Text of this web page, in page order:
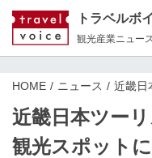
トラベルボ
観光産業ニュース
HOME ニュース 近畿日
近畿日本ツー
観光スポット